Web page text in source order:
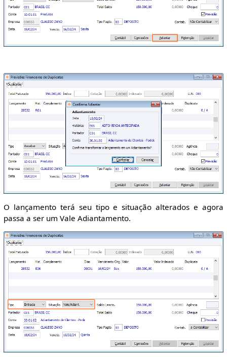
O lançamento terá seu tipo e situação alterados e agora
passa a ser um Vale Adiantamento.